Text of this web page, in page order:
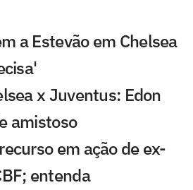
a Estevão em Chelsea
x Juventus: Edon
amistoso
em ação de ex-
entenda